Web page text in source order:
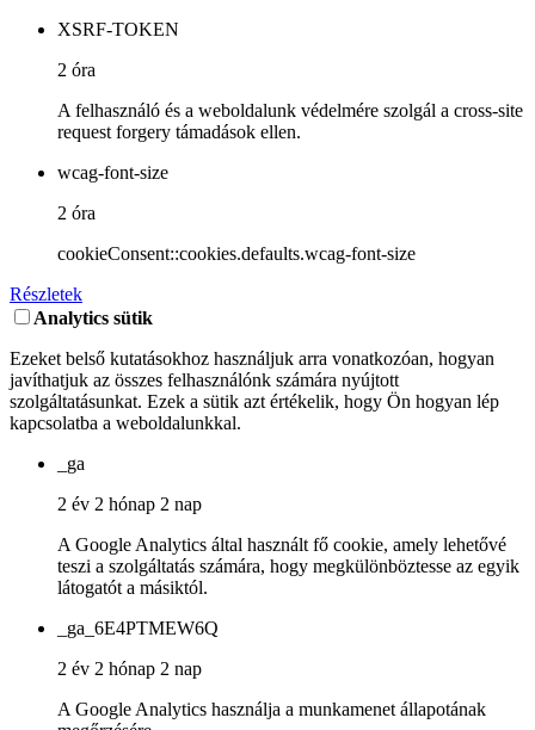
XSRF-TOKEN
2 óra
A felhasználó és a weboldalunk védelmére szolgál a cross-site
request forgery támadások ellen.
wcag-font-size
2 óra
cookieConsent::cookies.defaults.wcag-font-size
Részletek
Analytics sütik
Ezeket belső kutatásokhoz használjuk arra vonatkozóan, hogyan
javíthatjuk az összes felhasználónk számára nyújtott
szolgáltatásunkat. Ezek a sütik azt értékelik, hogy Ön hogyan lép
kapcsolatba a weboldalunkkal.
_ga
2 év 2 hónap 2 nap
A Google Analytics által használt fő cookie, amely lehetővé
teszi a szolgáltatás számára, hogy megkülönböztesse az egyik
látogatót a másiktól.
_ga_6E4PTMEW6Q
2 év 2 hónap 2 nap
A Google Analytics használja a munkamenet állapotának